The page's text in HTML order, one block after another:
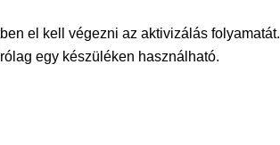
el kell végezni az aktivizálás folyamatát.
egy készüléken használható.